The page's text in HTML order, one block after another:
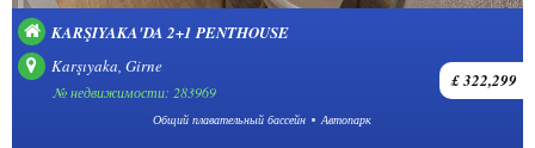
KARŞIYAKA'DA 2+1 PENTHOUSE
Karşıyaka, Girne
£ 322,299
№ недвижимости: 283969
Общий плавательный бассейн Автопарк